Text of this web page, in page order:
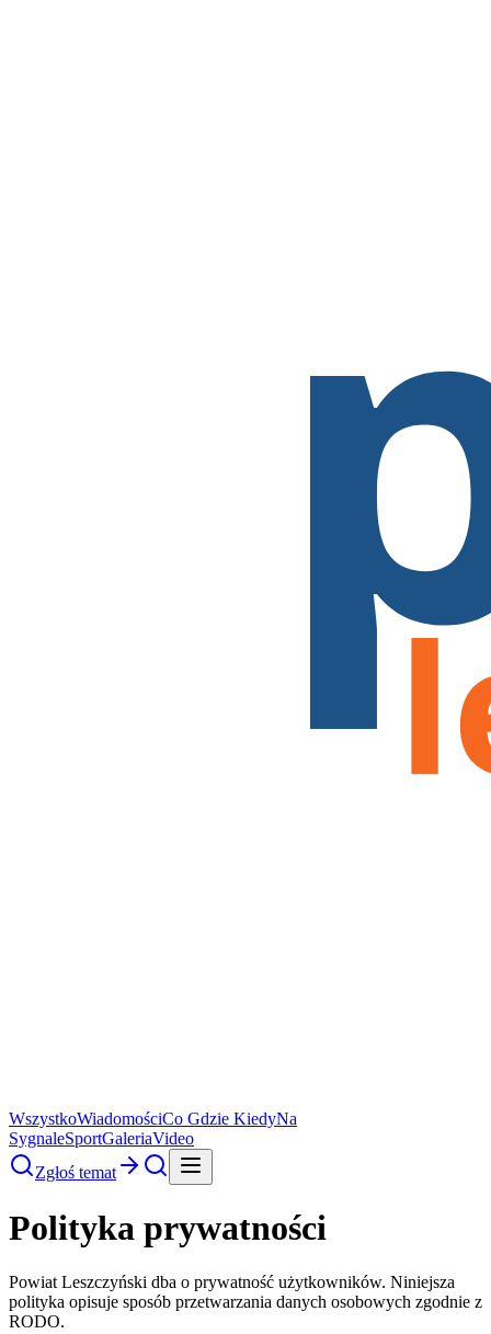
WszystkoWiadomościCo Gdzie KiedyNa
SygnaleSportGaleriaVideo
Zgłoś temat
Polityka prywatności
Powiat Leszczyński dba o prywatność użytkowników. Niniejsza
polityka opisuje sposób przetwarzania danych osobowych zgodnie z
RODO.